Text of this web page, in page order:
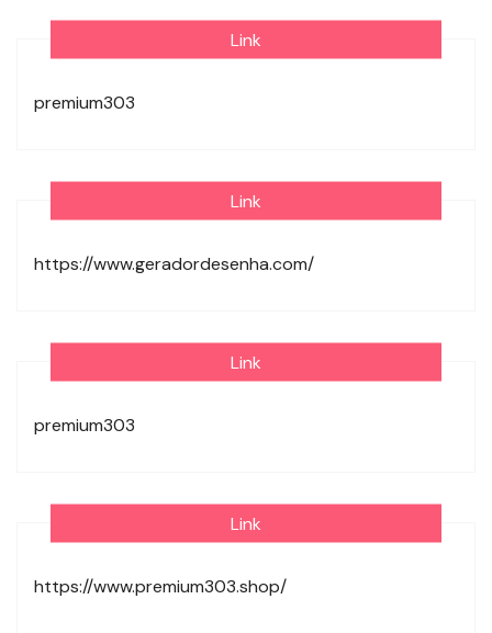
Link
premium303
Link
https://www.geradordesenha.com/
Link
premium303
Link
https://www.premium303.shop/